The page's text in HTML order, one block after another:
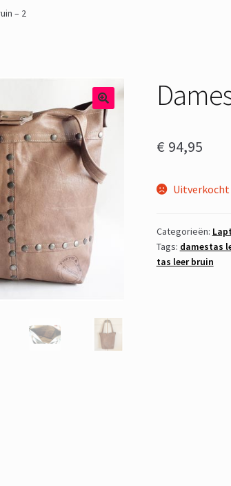
– 2
€ 94,95
Uitverkocht
Categorieën:
Tags: damestas
tas leer bruin